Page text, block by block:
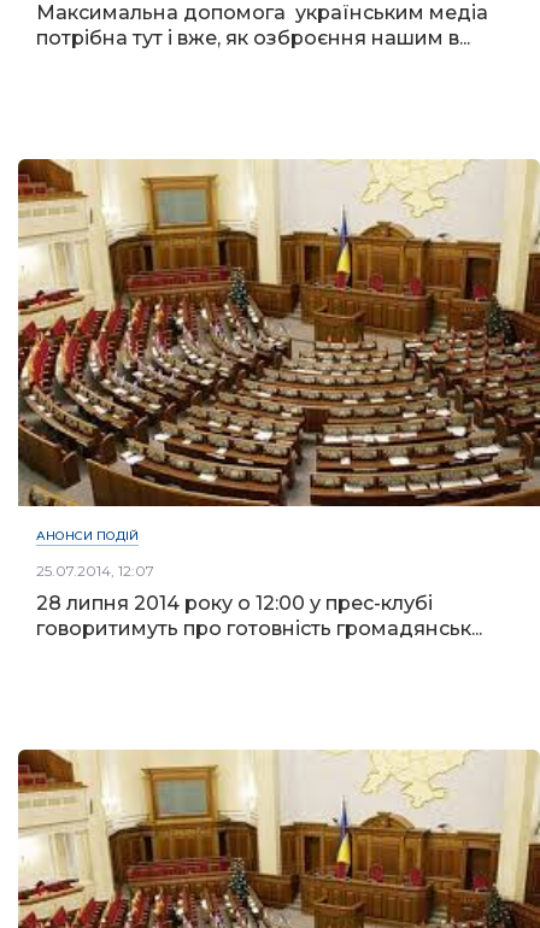
Максимальна допомога українським медіа
потрібна тут і вже, як озброєння нашим в...
АНОНСИ ПОДІЙ
25.07.2014, 12:07
28 липня 2014 року о 12:00 у прес-клубі
говоритимуть про готовність громадянськ...